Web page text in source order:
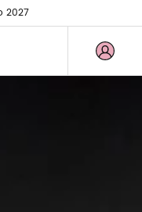
2027